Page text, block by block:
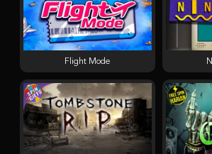
Flight Mode